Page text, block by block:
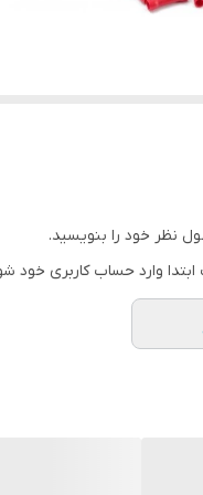
نظر خود را بنویسید.
وارد حساب کاربری خود